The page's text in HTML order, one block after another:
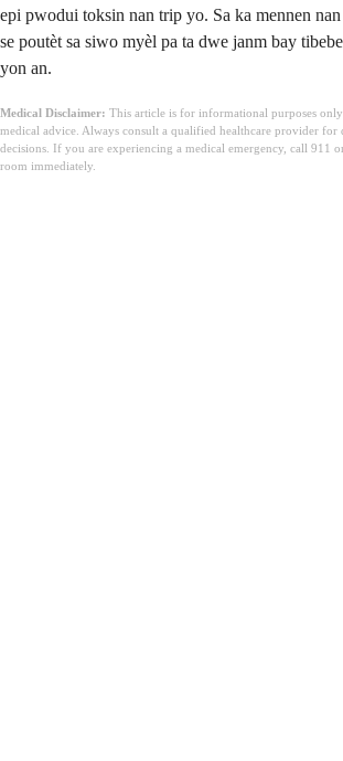
epi pwodui toksin nan trip yo. Sa ka mennen
se poutèt sa siwo myèl pa ta dwe janm bay
yon an.
Medical Disclaimer: This article is for informational purposes
medical advice. Always consult a qualified healthcare provider for
decisions. If you are experiencing a medical emergency, call 911
room immediately.